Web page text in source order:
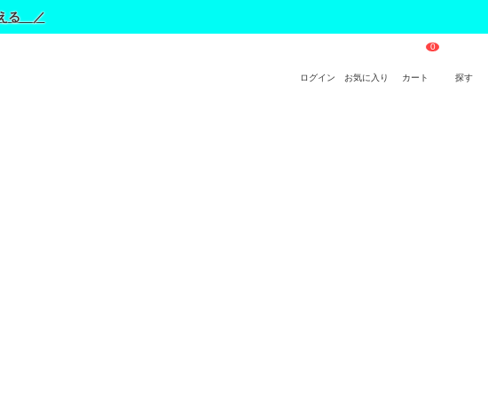
る ／
ログイン お気に入り カート 探す